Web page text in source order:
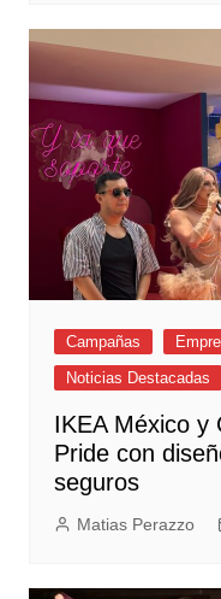
Campañas
Noticias Destacadas
IKEA México y
Pride con
seguros
Matias Perazzo